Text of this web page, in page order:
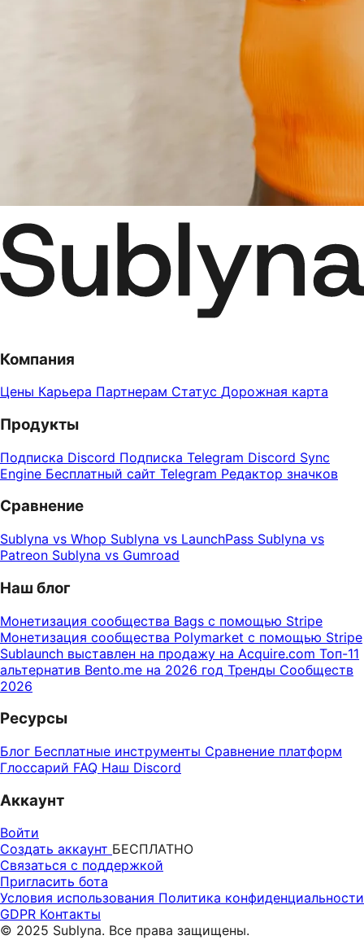
Компания
Цены Карьера Партнерам Статус Дорожная карта
Продукты
Подписка Discord Подписка Telegram Discord Sync
Engine Бесплатный сайт Telegram Редактор значков
Сравнение
Sublyna vs Whop Sublyna vs LaunchPass Sublyna vs
Patreon Sublyna vs Gumroad
Наш блог
Монетизация сообщества Bags с помощью Stripe
Монетизация сообщества Polymarket с помощью Stripe
Sublaunch выставлен на продажу на Acquire.com Топ-11
альтернатив Bento.me на 2026 год Тренды Сообществ
2026
Ресурсы
Блог Бесплатные инструменты Сравнение платформ
Глоссарий FAQ Наш Discord
Аккаунт
Войти
Создать аккаунт БЕСПЛАТНО
Связаться с поддержкой
Пригласить бота
Условия использования Политика конфиденциальности
GDPR Контакты
© 2025 Sublyna. Все права защищены.